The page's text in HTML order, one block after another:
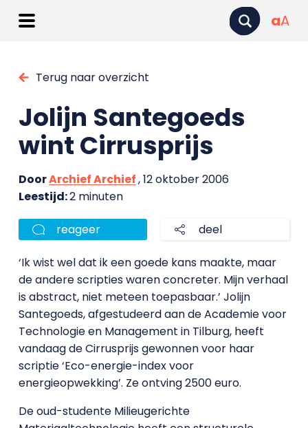
aA
Terug naar overzicht
Jolijn Santegoeds
wint Cirrusprijs
DoorArchief Archief, 12 oktober 2006
Leestijd:2 minuten
reageer deel
‘Ik wist wel dat ik een goede kans maakte, maar
de andere scripties waren concreter. Mijn verhaal
is abstract, niet meteen toepasbaar.’ Jolijn
Santegoeds, afgestudeerd aan de Academie voor
Technologie en Management in Tilburg, heeft
vandaag de Cirrusprijs gewonnen voor haar
scriptie ‘Eco-energie-index voor
energieopwekking’. Ze ontving 2500 euro.
De oud-studente Milieugerichte